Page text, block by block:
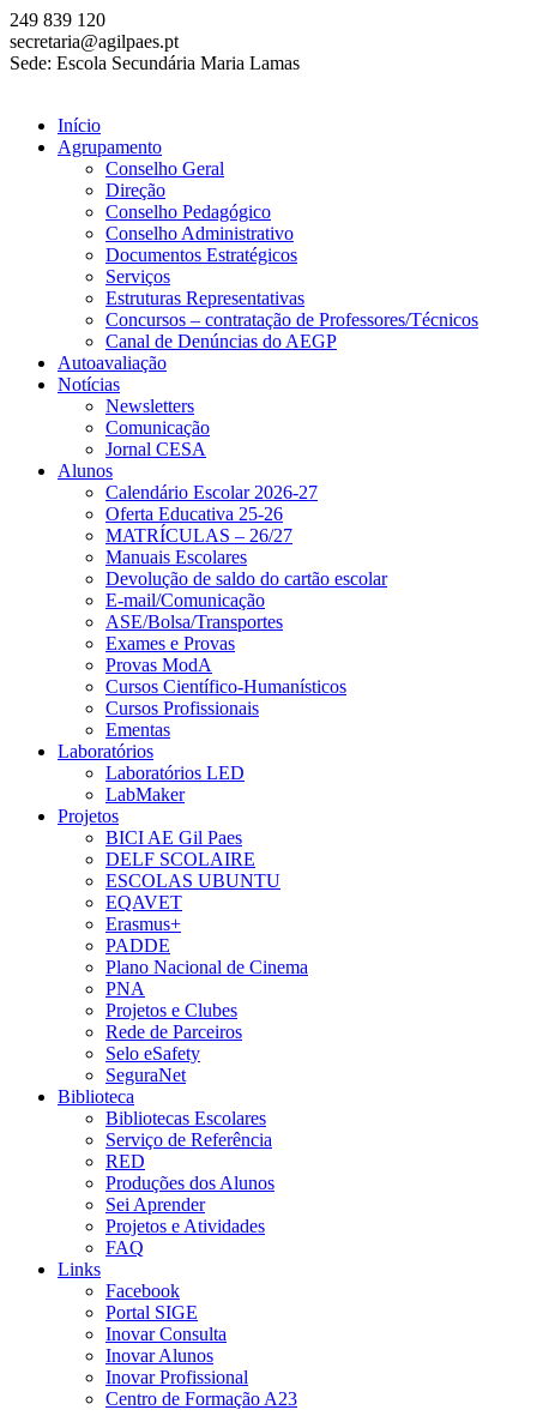
249 839 120
secretaria@agilpaes.pt
Sede: Escola Secundária Maria Lamas
Início
Agrupamento
Conselho Geral
Direção
Conselho Pedagógico
Conselho Administrativo
Documentos Estratégicos
Serviços
Estruturas Representativas
Concursos – contratação de Professores/Técnicos
Canal de Denúncias do AEGP
Autoavaliação
Notícias
Newsletters
Comunicação
Jornal CESA
Alunos
Calendário Escolar 2026-27
Oferta Educativa 25-26
MATRÍCULAS – 26/27
Manuais Escolares
Devolução de saldo do cartão escolar
E-mail/Comunicação
ASE/Bolsa/Transportes
Exames e Provas
Provas ModA
Cursos Científico-Humanísticos
Cursos Profissionais
Ementas
Laboratórios
Laboratórios LED
LabMaker
Projetos
BICI AE Gil Paes
DELF SCOLAIRE
ESCOLAS UBUNTU
EQAVET
Erasmus+
PADDE
Plano Nacional de Cinema
PNA
Projetos e Clubes
Rede de Parceiros
Selo eSafety
SeguraNet
Biblioteca
Bibliotecas Escolares
Serviço de Referência
RED
Produções dos Alunos
Sei Aprender
Projetos e Atividades
FAQ
Links
Facebook
Portal SIGE
Inovar Consulta
Inovar Alunos
Inovar Profissional
Centro de Formação A23